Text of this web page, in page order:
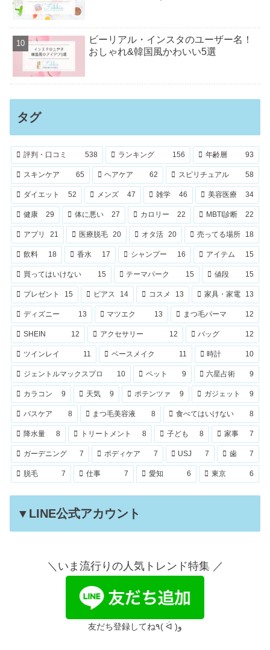
ビーリアル・インスタのユーザー名！
おしゃれ&韓国風かわいい5選
タグ
評判・口コミ 538 ランキング 156 年齢層 93
スキンケア 65 ヘアケア 62 スピリチュアル 58
ダイエット 52 メンズ 47 雑学 46 美容医療 34
健康 29 体に悪い 27 カロリー 22 MBTI診断 22
アプリ 21 医療脱毛 20 オタ活 20 売ってる場所 18
飲料 18 香水 17 シャンプー 16 アイテム 15
買ってはいけない 15 テーマパーク 15 値段 15
プレゼント 15 ピアス 14 コスメ 13 家具・家電 13
ディズニー 13 マツエク 13 まつ毛パーマ 12
SHEIN 12 アクセサリー 12 バッグ 12
ツインレイ 11 ベースメイク 11 時計 10
ジェントルマックスプロ 10 ペット 9 六星占術 9
カラコン 9 天気 9 ポテンツァ 9 ガジェット 9
バスケア 8 まつ毛美容液 8 食べてはいけない 8
降水量 8 トリートメント 8 子ども 8 家事 7
ガーデニング 7 ボディケア 7 USJ 7 歯 7
脱毛 7 仕事 7 愛知 6 東京 6
▼LINE公式アカウント
＼いま流行りの人気トレンド特集 ／
友だち登録してね٩( ᐛ )و